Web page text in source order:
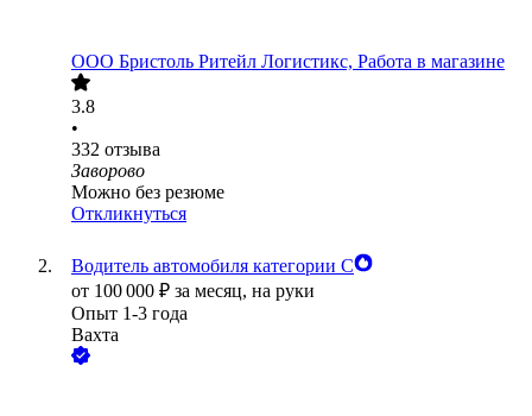
ООО Бристоль Ритейл Логистикс, Работа в магазине
3.8
•
332 отзыва
Заворово
Можно без резюме
Откликнуться
Водитель автомобиля категории С
от 100 000 ₽ за месяц, на руки
Опыт 1-3 года
Вахта